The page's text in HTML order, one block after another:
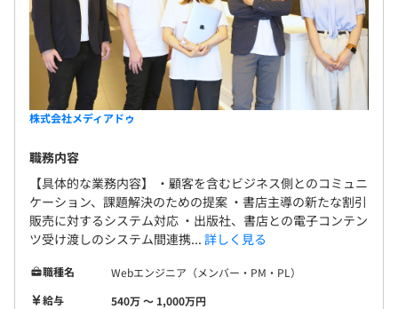
株式会社メディアドゥ
職務内容
【具体的な業務内容】 ・顧客を含むビジネス側とのコミュニ
ケーション、課題解決のための提案 ・書店主導の新たな割引
販売に対するシステム対応 ・出版社、書店との電子コンテン
ツ受け渡しのシステム間連携... 詳しく見る
職種名
Webエンジニア（メンバー・PM・PL）
給与
540万 〜 1,000万円